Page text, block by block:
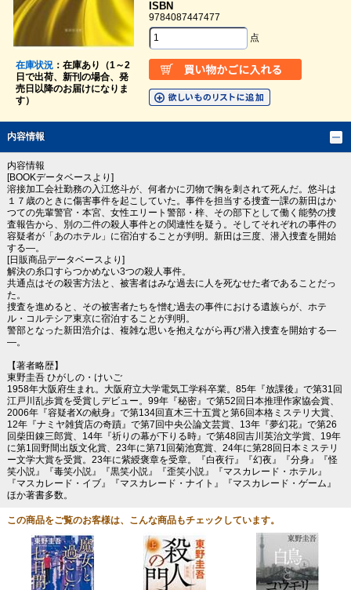
在庫状況：在庫あり（1～2
日で出荷、新刊の場合、発
売日以降のお届けになりま
す）
ISBN
9784087447477
点
内容情報
内容情報
[BOOKデータベースより]
溶接加工会社勤務の入江悠斗が、何者かに刃物で胸を刺されて死んだ。悠斗は
１７歳のときに傷害事件を起こしていた。事件を担当する捜査一課の新田はか
つての先輩警官・本宮、女性エリート警部・梓、その部下として働く能勢の捜
査報告から、別の二件の殺人事件との関連性を疑う。そしてそれぞれの事件の
容疑者が「あのホテル」に宿泊することが判明。新田は三度、潜入捜査を開始
する―。
[日販商品データベースより]
解決の糸口すらつかめない3つの殺人事件。
共通点はその殺害方法と、被害者はみな過去に人を死なせた者であることだっ
た。
捜査を進めると、その被害者たちを憎む過去の事件における遺族らが、ホテ
ル・コルテシア東京に宿泊することが判明。
警部となった新田浩介は、複雑な思いを抱えながら再び潜入捜査を開始する―
―。
【著者略歴】
東野圭吾 ひがしの・けいご
1958年大阪府生まれ。大阪府立大学電気工学科卒業。85年『放課後』で第31回
江戸川乱歩賞を受賞しデビュー。99年『秘密』で第52回日本推理作家協会賞、
2006年『容疑者Xの献身』で第134回直木三十五賞と第6回本格ミステリ大賞、
12年『ナミヤ雑貨店の奇蹟』で第7回中央公論文芸賞、13年『夢幻花』で第26
回柴田錬三郎賞、14年『祈りの幕が下りる時』で第48回吉川英治文学賞、19年
に第1回野間出版文化賞、23年に第71回菊池寛賞、24年に第28回日本ミステリ
ー文学大賞を受賞。23年に紫綬褒章を受章。『白夜行』『幻夜』『分身』『怪
笑小説』『毒笑小説』『黒笑小説』『歪笑小説』『マスカレード・ホテル』
『マスカレード・イブ』『マスカレード・ナイト』『マスカレード・ゲーム』
ほか著書多数。
この商品をご覧のお客様は、こんな商品もチェックしています。